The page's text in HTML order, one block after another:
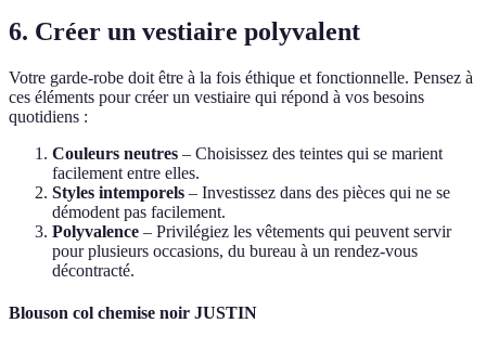
6. Créer un vestiaire polyvalent
Votre garde-robe doit être à la fois éthique et fonctionnelle. Pensez à
ces éléments pour créer un vestiaire qui répond à vos besoins
quotidiens :
Couleurs neutres – Choisissez des teintes qui se marient
facilement entre elles.
Styles intemporels – Investissez dans des pièces qui ne se
démodent pas facilement.
Polyvalence – Privilégiez les vêtements qui peuvent servir
pour plusieurs occasions, du bureau à un rendez-vous
décontracté.
Blouson col chemise noir JUSTIN